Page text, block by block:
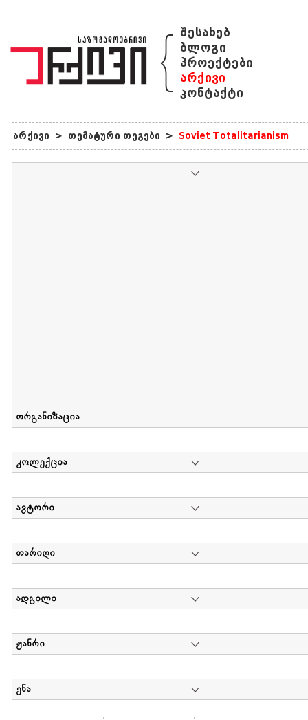
{ შესახებ
ბლოგი
პროექტები
არქივი
კონტაქტი
არქივი > თემატური თეგები > Soviet Totalitarianism
ორგანიზაცია
კოლექცია
ავტორი
თარიღი
ადგილი
ჟანრი
ენა